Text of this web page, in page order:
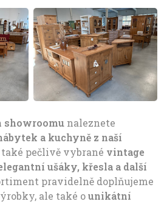
showroomu naleznete
a kuchyně z naší
také pečlivě vybrané vintage
ušáky, křesla a další
pravidelně doplňujeme
ale také ounikátní